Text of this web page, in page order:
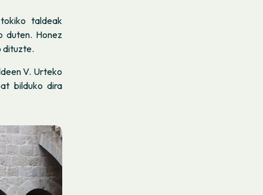
taldeak
duten. Honez
dituzte.
V. Urteko
bilduko dira